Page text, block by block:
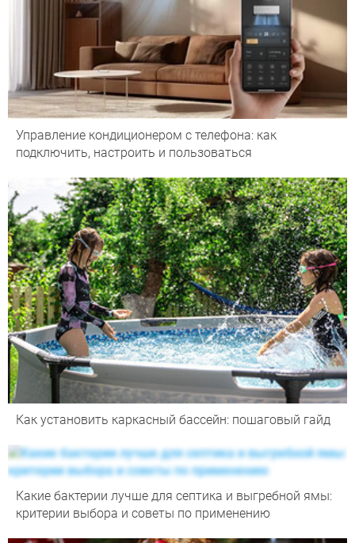
Управление кондиционером с телефона: как
подключить, настроить и пользоваться
Как установить каркасный бассейн: пошаговый гайд
Какие бактерии лучше для септика и выгребной ямы:
критерии выбора и советы по применению